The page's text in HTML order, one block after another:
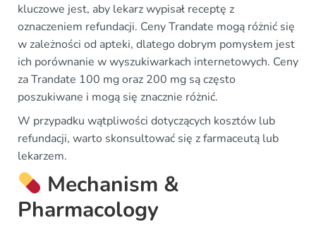
kluczowe jest, aby lekarz wypisał receptę z
oznaczeniem refundacji. Ceny Trandate mogą różnić się
w zależności od apteki, dlatego dobrym pomysłem jest
ich porównanie w wyszukiwarkach internetowych. Ceny
za Trandate 100 mg oraz 200 mg są często
poszukiwane i mogą się znacznie różnić.
W przypadku wątpliwości dotyczących kosztów lub
refundacji, warto skonsultować się z farmaceutą lub
lekarzem.
Mechanism &
Pharmacology